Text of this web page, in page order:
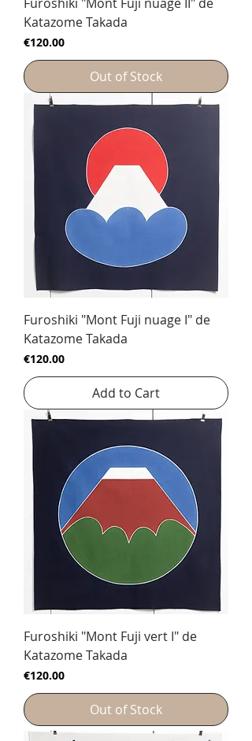
Katazome Takada
Price
€120.00
Out of Stock
Furoshiki "Mont Fuji nuage I" de
Katazome Takada
Price
€120.00
Add to Cart
Furoshiki "Mont Fuji vert I" de
Katazome Takada
Price
€120.00
Out of Stock